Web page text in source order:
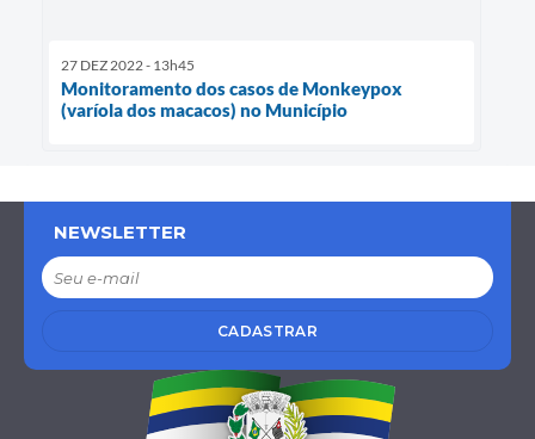
27 DEZ 2022 - 13h45
Monitoramento dos casos de Monkeypox
(varíola dos macacos) no Município
NEWSLETTER
CADASTRAR